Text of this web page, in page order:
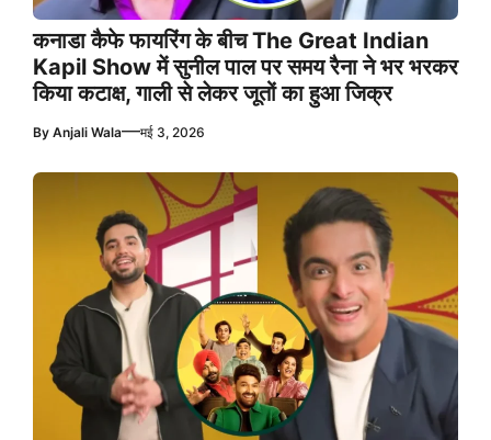
कनाडा कैफे फायरिंग के बीच The Great Indian
Kapil Show में सुनील पाल पर समय रैना ने भर भरकर
किया कटाक्ष, गाली से लेकर जूतों का हुआ जिक्र
By Anjali Wala—मई 3, 2026